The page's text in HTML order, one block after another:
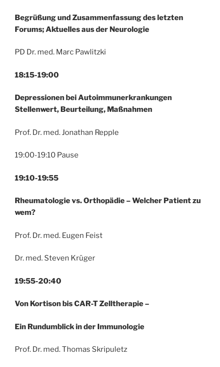
Begrüßung und Zusammenfassung des letzten
Forums; Aktuelles aus der Neurologie
PD Dr. med. Marc Pawlitzki
18:15-19:00
Depressionen bei Autoimmunerkrankungen
Stellenwert, Beurteilung, Maßnahmen
Prof. Dr. med. Jonathan Repple
19:00-19:10 Pause
19:10-19:55
Rheumatologie vs. Orthopädie – Welcher Patient zu
wem?
Prof. Dr. med. Eugen Feist
Dr. med. Steven Krüger
19:55-20:40
Von Kortison bis CAR-T Zelltherapie –
Ein Rundumblick in der Immunologie
Prof. Dr. med. Thomas Skripuletz